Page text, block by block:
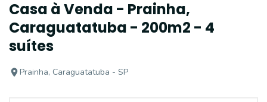
Casa à Venda - Prainha,
Caraguatatuba - 200m2 - 4
suítes
Prainha, Caraguatatuba - SP